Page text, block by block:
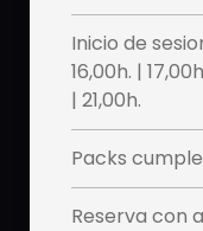
Inicio de
16,00h. |
| 21,00h.
Packs
Reserva con